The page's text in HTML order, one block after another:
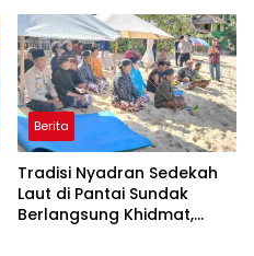
Berita
Tradisi Nyadran Sedekah
Laut di Pantai Sundak
Berlangsung Khidmat,
Berita